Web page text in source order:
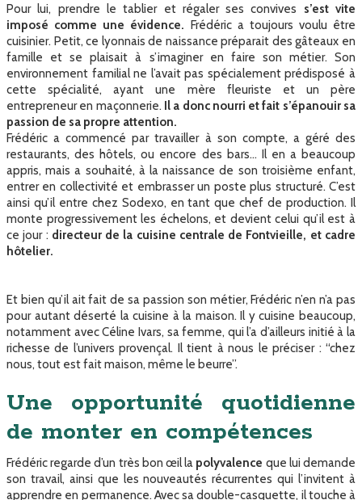
Pour lui, prendre le tablier et régaler ses convives s’est vite
imposé comme une évidence. Frédéric a toujours voulu être
cuisinier. Petit, ce lyonnais de naissance préparait des gâteaux en
famille et se plaisait à s’imaginer en faire son métier. Son
environnement familial ne l’avait pas spécialement prédisposé à
cette spécialité, ayant une mère fleuriste et un père
entrepreneur en maçonnerie. Il a donc nourri et fait s’épanouir sa
passion de sa propre attention.
Frédéric a commencé par travailler à son compte, a géré des
restaurants, des hôtels, ou encore des bars… Il en a beaucoup
appris, mais a souhaité, à la naissance de son troisième enfant,
entrer en collectivité et embrasser un poste plus structuré. C’est
ainsi qu’il entre chez Sodexo, en tant que chef de production. Il
monte progressivement les échelons, et devient celui qu’il est à
ce jour : directeur de la cuisine centrale de Fontvieille, et cadre
hôtelier.
Et bien qu’il ait fait de sa passion son métier, Frédéric n’en n’a pas
pour autant déserté la cuisine à la maison. Il y cuisine beaucoup,
notamment avec Céline Ivars, sa femme, qui l’a d’ailleurs initié à la
richesse de l’univers provençal. Il tient à nous le préciser : “chez
nous, tout est fait maison, même le beurre”.
Une opportunité quotidienne
de monter en compétences
Frédéric regarde d’un très bon œil la polyvalence que lui demande
son travail, ainsi que les nouveautés récurrentes qui l’invitent à
apprendre en permanence. Avec sa double-casquette, il touche à